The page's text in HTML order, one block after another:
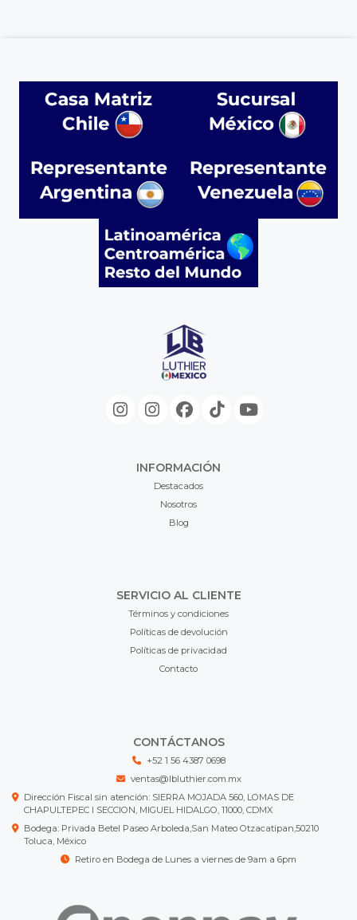
INFORMACIÓN
Destacados
Nosotros
Blog
SERVICIO AL CLIENTE
Términos y condiciones
Políticas de devolución
Políticas de privacidad
Contacto
CONTÁCTANOS
+52 1 56 4387 0698
ventas@lbluthier.com.mx
Dirección Fiscal sin atención: SIERRA MOJADA 560, LOMAS DE
CHAPULTEPEC I SECCION, MIGUEL HIDALGO, 11000, CDMX
Bodega: Privada Betel Paseo Arboleda,San Mateo Otzacatipan,50210
Toluca, México
Retiro en Bodega de Lunes a viernes de 9am a 6pm